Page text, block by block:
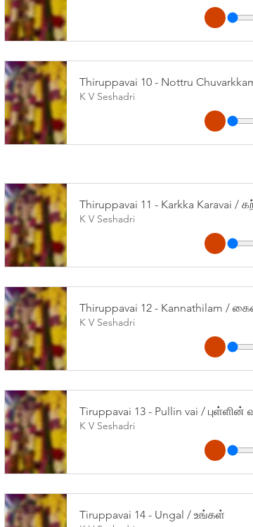
Thiruppavai 10 - Nottru
K V Seshadri
Thiruppavai 11 - Karkka Karavai /
K V Seshadri
Thiruppavai 12 - Kannathilam /
K V Seshadri
Tiruppavai 13 - Pullin vai / புள்ளின்
K V Seshadri
Tiruppavai 14 - Ungal / உங்கள்